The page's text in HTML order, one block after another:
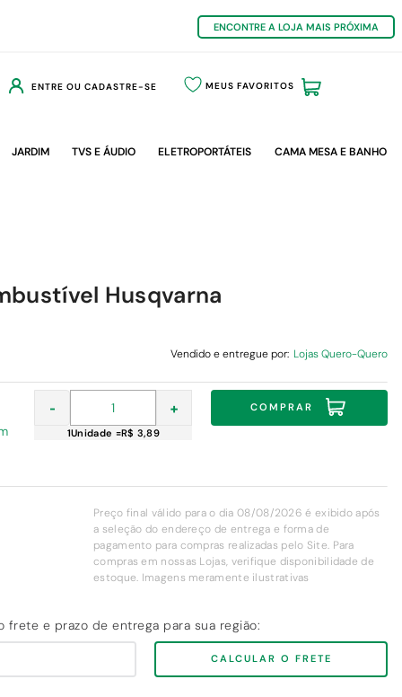
ENCONTRE A LOJA MAIS PRÓXIMA
ENTRE OU CADASTRE-SE MEUS FAVORITOS
JARDIM TVS E ÁUDIO ELETROPORTÁTEIS CAMA MESA E BANHO
Husqvarna
Vendido e entregue por: Lojas Quero-Quero
+
-
1Unidade =R$ 3,89
COMPRAR
Preço final válido para o dia 08/08/2026 é exibido após
a seleção do endereço de entrega e forma de
pagamento para compras realizadas pelo Site. Para
compras em nossas Lojas, verifique disponibilidade de
estoque. Imagens meramente ilustrativas
CALCULAR O FRETE